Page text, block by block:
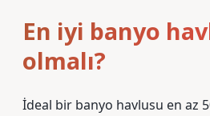
En iyi banyo
olmalı?
İdeal bir banyo havlusu en az